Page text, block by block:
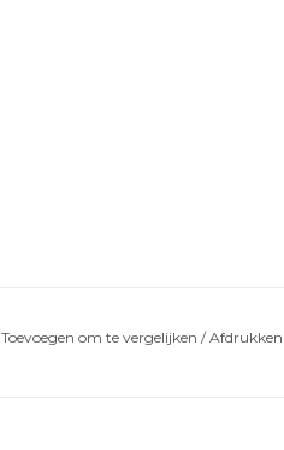
Toevoegen om te vergelijken /Afdrukken